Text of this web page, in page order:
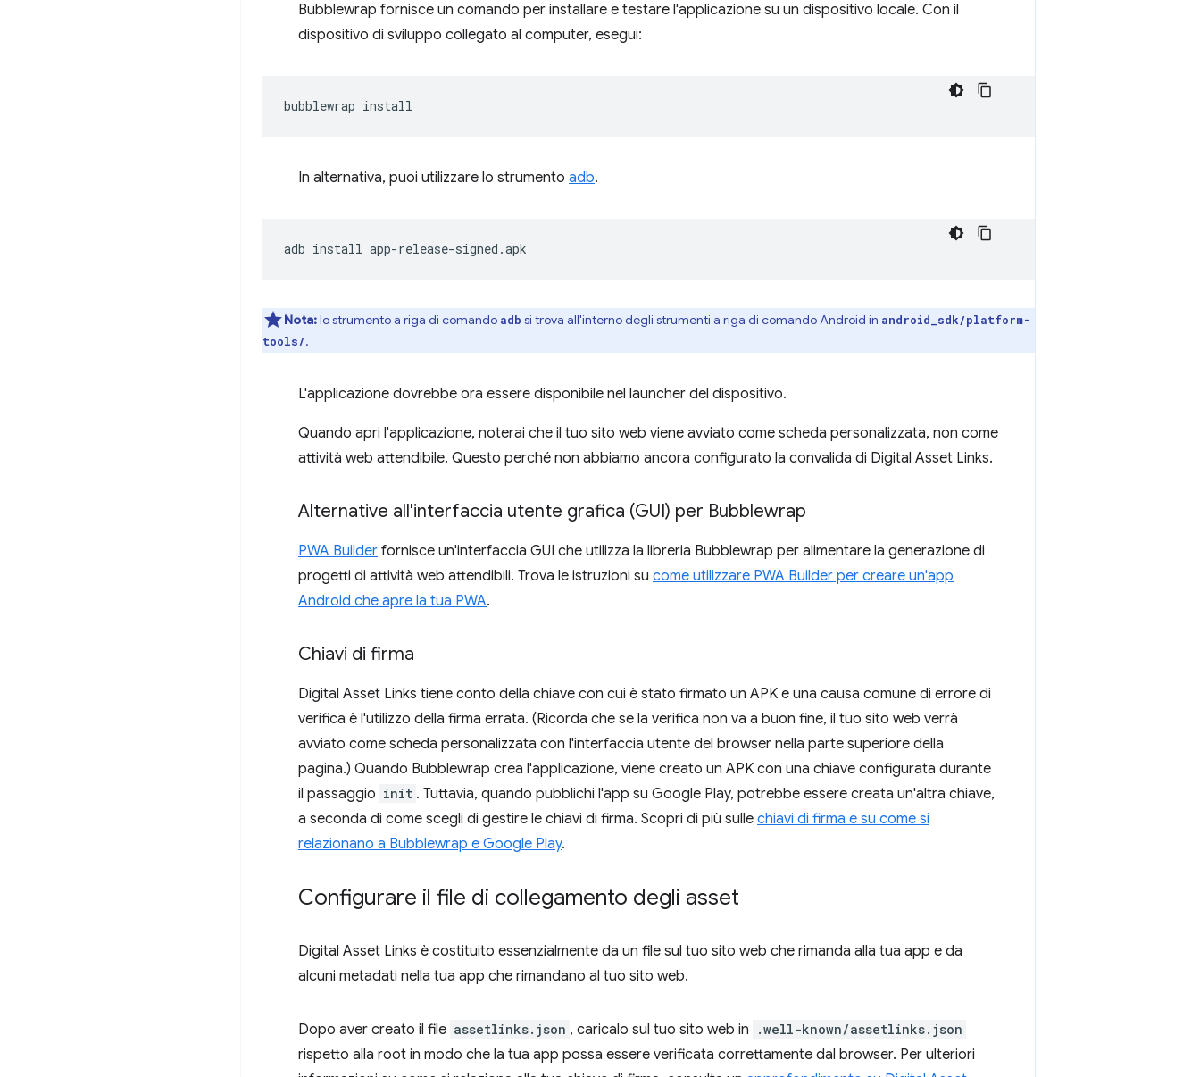
Bubblewrap fornisce un comando per installare e testare l'applicazione su un dispositivo locale. Con il
dispositivo di sviluppo collegato al computer, esegui:
bubblewrap
In alternativa, puoi utilizzare lo strumento adb.
adb install
Nota:lo strumento a riga di comando adb si trova all'interno degli strumenti a riga di comando Android in android_sdk/platform-
tools/.
L'applicazione dovrebbe ora essere disponibile nel launcher del dispositivo.
Quando apri l'applicazione, noterai che il tuo sito web viene avviato come scheda personalizzata, non come
attività web attendibile. Questo perché non abbiamo ancora configurato la convalida di Digital Asset Links.
Alternative all'interfaccia utente grafica (GUI) per Bubblewrap
PWA Builder fornisce un'interfaccia GUI che utilizza la libreria Bubblewrap per alimentare la generazione di
progetti di attività web attendibili. Trova le istruzioni su come utilizzare PWA Builder per creare un'app
Android che apre la tua PWA.
Chiavi di firma
Digital Asset Links tiene conto della chiave con cui è stato firmato un APK e una causa comune di errore di
verifica è l'utilizzo della firma errata. (Ricorda che se la verifica non va a buon fine, il tuo sito web verrà
avviato come scheda personalizzata con l'interfaccia utente del browser nella parte superiore della
pagina.) Quando Bubblewrap crea l'applicazione, viene creato un APK con una chiave configurata durante
il passaggio init . Tuttavia, quando pubblichi l'app su Google Play, potrebbe essere creata un'altra chiave,
a seconda di come scegli di gestire le chiavi di firma. Scopri di più sulle chiavi di firma e su come si
relazionano a Bubblewrap e Google Play.
Configurare il file di collegamento degli asset
Digital Asset Links è costituito essenzialmente da un file sul tuo sito web che rimanda alla tua app e da
alcuni metadati nella tua app che rimandano al tuo sito web.
Dopo aver creato il file assetlinks.json , caricalo sul tuo sito web in .well-known/assetlinks.json
rispetto alla root in modo che la tua app possa essere verificata correttamente dal browser. Per ulteriori